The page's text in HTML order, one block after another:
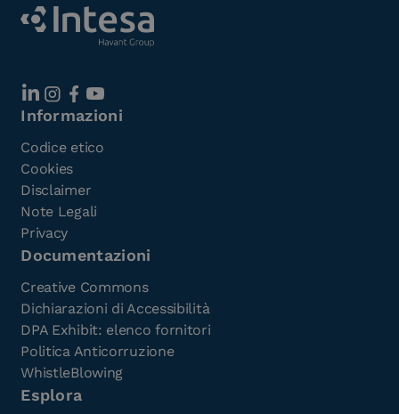
Informazioni
Codice etico
Cookies
Disclaimer
Note Legali
Privacy
Documentazioni
Creative Commons
Dichiarazioni di Accessibilità
DPA Exhibit: elenco fornitori
Politica Anticorruzione
WhistleBlowing
Esplora